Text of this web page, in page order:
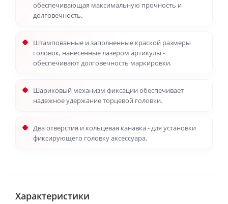
обеспечивающая максимальную прочность и
долговечность.
Штампованные и заполненные краской размеры
головок, нанесенные лазером артикулы -
обеспечивают долговечность маркировки.
Шариковый механизм фиксации обеспечивает
надежное удержание торцевой головки.
Два отверстия и кольцевая канавка - для установки
фиксирующего головку аксессуара.
Характеристики